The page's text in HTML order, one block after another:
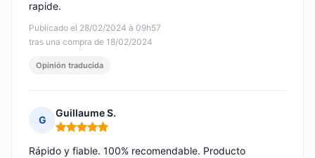
Publicado el 28/02/2024 à 09h57
tras una compra de 18/02/2024
rapide.
Opinión traducida
G
Guillaume S.
Nota: 5 de 5
Rápido y fiable. 100% recomendable. Producto